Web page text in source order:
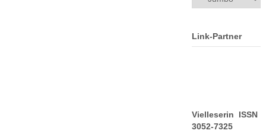
Link-Partner
Vielleserin ISSN
3052-7325